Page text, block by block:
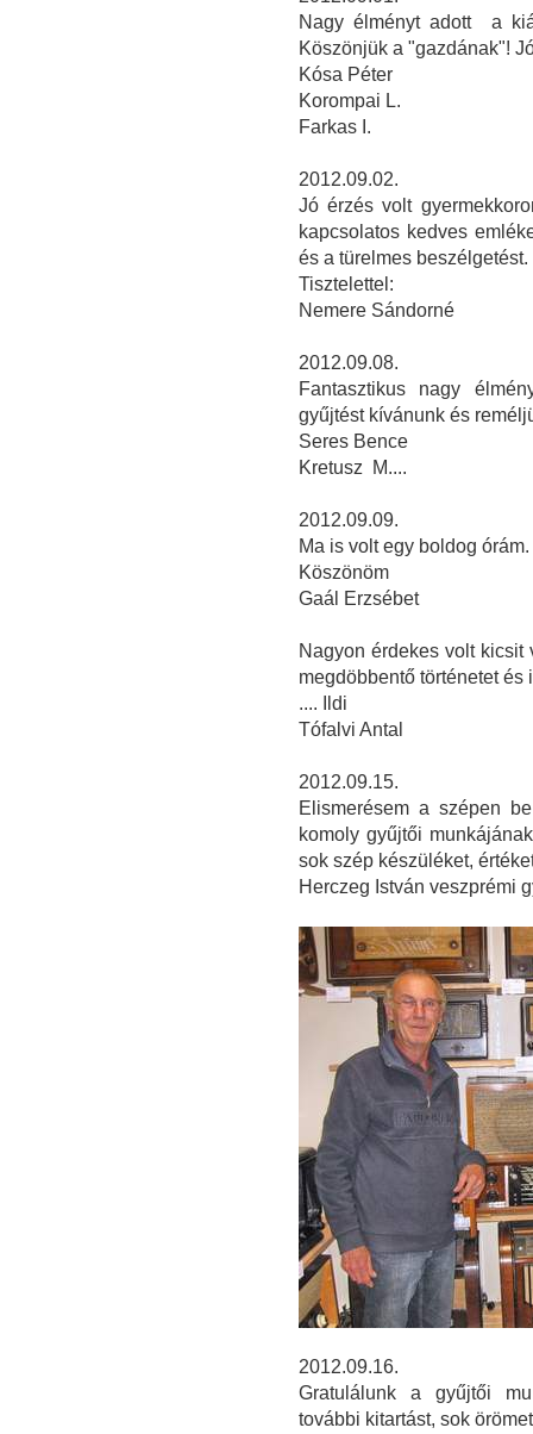
Nagy élményt adott a
Köszönjük a "gazdának"!
Kósa Péter
Korompai L.
Farkas I.
2012.09.02.
Jó érzés volt
kapcsolatos kedves
és a türelmes beszélgetést.
Tisztelettel:
Nemere Sándorné
2012.09.08.
Fantasztikus nagy
gyűjtést kívánunk és
Seres Bence
Kretusz M....
2012.09.09.
Ma is volt egy boldog
Köszönöm
Gaál Erzsébet
Nagyon érdekes volt
megdöbbentő történetet és
.... Ildi
Tófalvi Antal
2012.09.15.
Elismerésem a szépen
komoly gyűjtői
sok szép készüléket,
Herczeg István veszprémi
2012.09.16.
Gratulálunk a gyűjtői
további kitartást, sok